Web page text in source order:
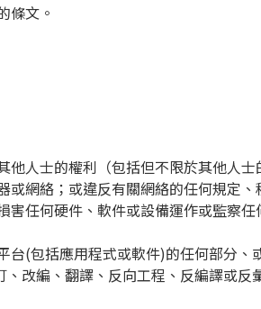
條文。
人士的權利（包括但不限於其他人士
網絡；或違反有關網絡的任何規定、
任何硬件、軟件或設備運作或監察
(包括應用程式或軟件)的任何部分、
改編、翻譯、反向工程、反編譯或反